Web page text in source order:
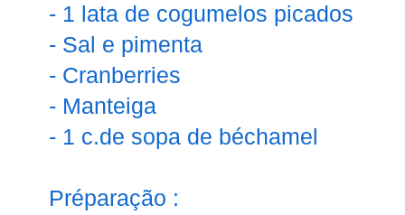
- 1 lata de cogumelos picados
- Sal e pimenta
- Cranberries
- Manteiga
- 1 c.de sopa de béchamel
Préparação :